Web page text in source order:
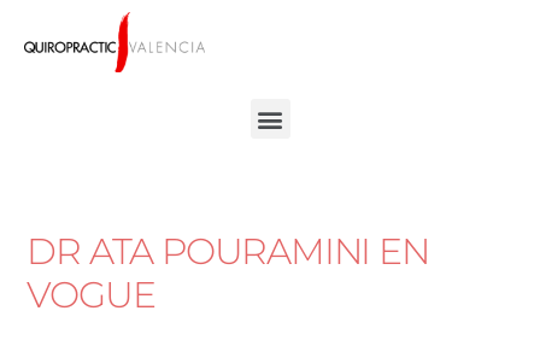
DR ATA POURAMINI EN
VOGUE